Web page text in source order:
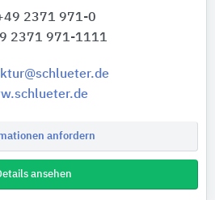
+49 2371 971-0
2371 971-1111
anfordern
ansehen